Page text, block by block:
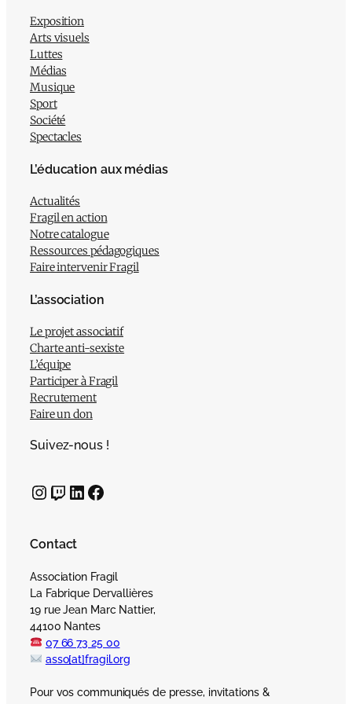
Exposition
Arts visuels
Luttes
Médias
Musique
Sport
Société
Spectacles
L’éducation aux médias
Actualités
Fragil en action
Notre catalogue
Ressources pédagogiques
Faire intervenir Fragil
L’association
Le projet associatif
Charte anti-sexiste
L’équipe
Participer à Fragil
Recrutement
Faire un don
Suivez-nous !
InstagramTwitch LinkedIn Facebook
Contact
Association Fragil
La Fabrique Dervallières
19 rue Jean Marc Nattier,
44100 Nantes
07 66 73 25 00
asso[at]fragil.org
Pour vos communiqués de presse, invitations &